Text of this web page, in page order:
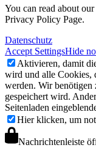
You can read about
Privacy Policy Page.
Datenschutz
Accept SettingsHide
Aktivieren, damit
wird und alle Cookies,
werden. Wir benötigen
gespeichert wird.
Seitenladen
Hier klicken, um
Nachrichtenleiste